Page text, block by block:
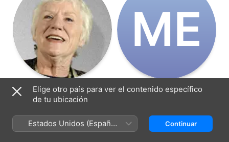
Barbara Tarbuck
Mother Superior Claudia
M‌E
Mark Engelhardt
Elige otro país para ver el contenido específico
de tu ubicación
Estados Unidos (Español
México)
Continuar